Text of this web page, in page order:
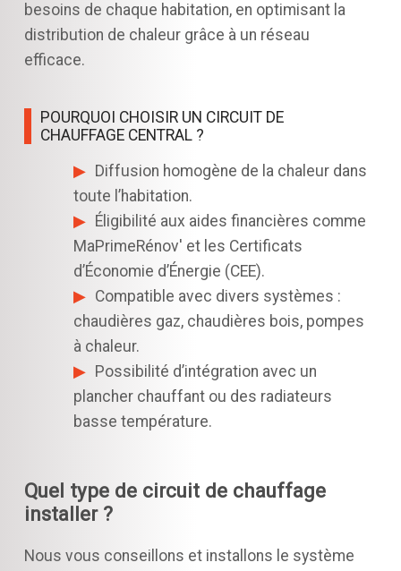
besoins de chaque habitation, en optimisant la
distribution de chaleur grâce à un réseau
efficace.
POURQUOI CHOISIR UN CIRCUIT DE
CHAUFFAGE CENTRAL ?
Diffusion homogène de la chaleur dans
toute l’habitation.
Éligibilité aux aides financières comme
MaPrimeRénov' et les Certificats
d’Économie d’Énergie (CEE).
Compatible avec divers systèmes :
chaudières gaz, chaudières bois, pompes
à chaleur.
Possibilité d’intégration avec un
plancher chauffant ou des radiateurs
basse température.
Quel type de circuit de chauffage
installer ?
Nous vous conseillons et installons le système